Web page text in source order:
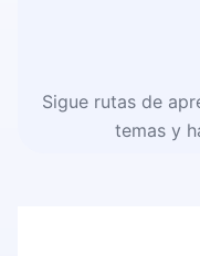
Sigue rutas de
temas y